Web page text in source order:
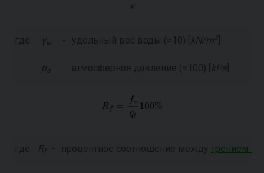
к
где: γ w - удельный вес воды (≈10) [ kN/m 3
p a - атмосферное давление (≈100) [ kPa
где: R f - процентное соотношение между трением на